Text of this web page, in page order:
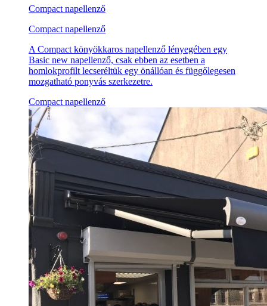
Compact napellenző
Compact napellenző
A Compact könyökkaros napellenző lényegében egy
Basic new napellenző, csak ebben az esetben a
homlokprofilt lecseréltük egy önállóan és függőlegesen
mozgatható ponyvás szerkezetre.
Compact napellenző